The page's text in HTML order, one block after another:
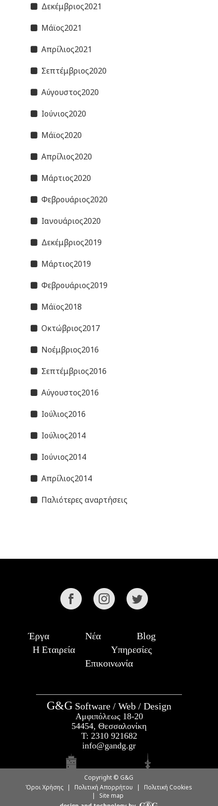
Δεκέμβριος2021
Μάϊος2021
Απρίλιος2021
Σεπτέμβριος2020
Αύγουστος2020
Ιούνιος2020
Μάϊος2020
Απρίλιος2020
Μάρτιος2020
Φεβρουάριος2020
Ιανουάριος2020
Δεκέμβριος2019
Μάρτιος2019
Φεβρουάριος2019
Μάϊος2018
Οκτώβριος2017
Νοέμβριος2016
Σεπτέμβριος2016
Αύγουστος2016
Ιούλιος2016
Ιούλιος2014
Ιούνιος2014
Απρίλιος2014
Παλιότερες αναρτήσεις
Έργα Νέα
Blog
Η Εταιρεία
Υπηρεσίες
Επικοινωνία
G&G Software / Web / Design
Αμφιπόλεως 18-20
54454, Θεσσαλονίκη
Τ: 2310 921682
info@gandg.gr
Copyright © G&G
Όροι Χρήσης
| Πολιτική Απορρήτου |
Πολιτική Cookies
|
Site map